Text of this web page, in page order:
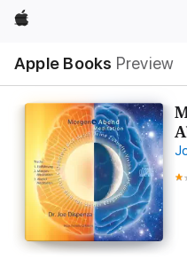
Apple
Apple Books Preview
Nav
Open
Menu